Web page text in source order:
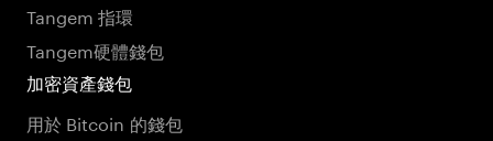
Tangem 指環
Tangem硬體錢包
加密資產錢包
用於 Bitcoin 的錢包